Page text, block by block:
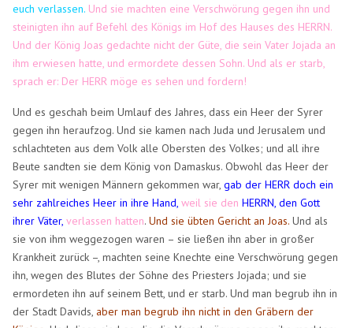
euch verlassen. Und sie machten eine Verschwörung gegen ihn und
steinigten ihn auf Befehl des Königs im Hof des Hauses des HERRN.
Und der König Joas gedachte nicht der Güte, die sein Vater Jojada an
ihm erwiesen hatte, und ermordete dessen Sohn. Und als er starb,
sprach er: Der HERR möge es sehen und fordern!
Und es geschah beim Umlauf des Jahres, dass ein Heer der Syrer
gegen ihn heraufzog. Und sie kamen nach Juda und Jerusalem und
schlachteten aus dem Volk alle Obersten des Volkes; und all ihre
Beute sandten sie dem König von Damaskus. Obwohl das Heer der
Syrer mit wenigen Männern gekommen war,gab der HERR doch ein
sehr zahlreiches Heer in ihre Hand, weil sie den HERRN, den Gott
ihrer Väter, verlassen hatten.Und sie übten Gericht an Joas.Und als
sie von ihm weggezogen waren – sie ließen ihn aber in großer
Krankheit zurück –, machten seine Knechte eine Verschwörung gegen
ihn, wegen des Blutes der Söhne des Priesters Jojada; und sie
ermordeten ihn auf seinem Bett, und er starb. Und man begrub ihn in
der Stadt Davids, aber man begrub ihn nicht in den Gräbern der